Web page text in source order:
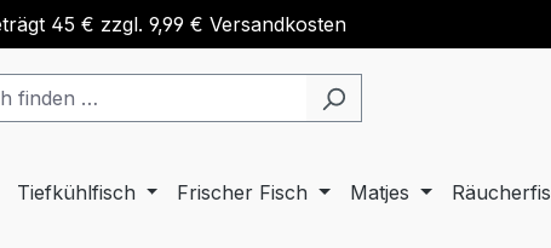
45 € zzgl. 9,99 € Versandkosten
Tiefkühlfisch Frischer Fisch Matjes